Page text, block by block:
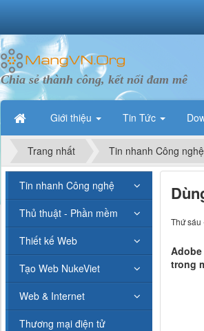
Chia sẻ thành công, kết nối đam mê
Giới thiệu Tin Tức
Trang nhất Tin nhanh Công nghệ
Thứ sáu
trong
Tin nhanh Công nghệ
Thủ thuật - Phần mềm
Thiết kế Web
Tạo Web NukeViet
Web & Internet
Thương mại điện tử